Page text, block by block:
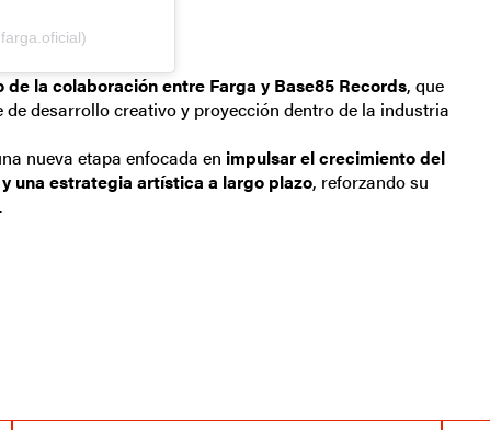
de la colaboración entre Farga y Base85 Records, que
de desarrollo creativo y proyección dentro de la industria
nueva etapa enfocada en impulsar el crecimiento del
una estrategia artística a largo plazo, reforzando su